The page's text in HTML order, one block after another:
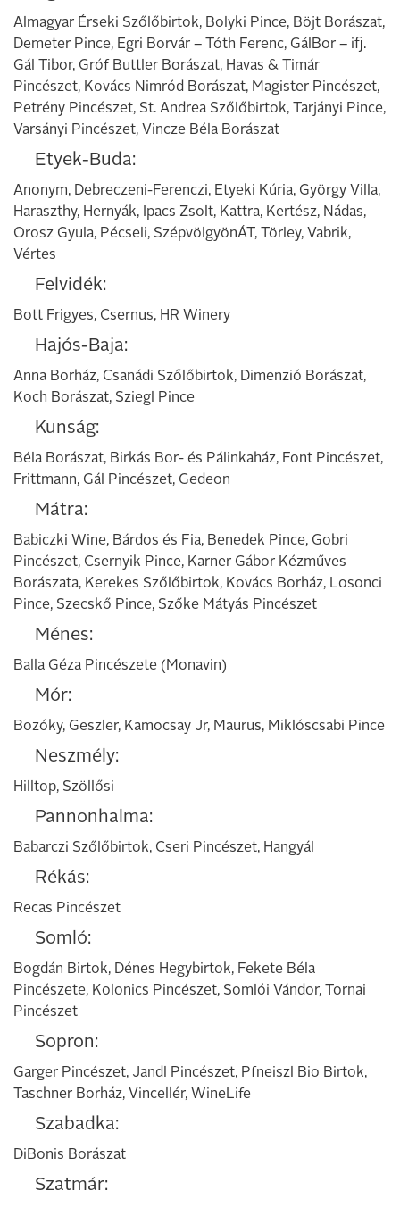
Almagyar Érseki Szőlőbirtok, Bolyki Pince, Böjt Borászat,
Demeter Pince, Egri Borvár – Tóth Ferenc, GálBor – ifj.
Gál Tibor, Gróf Buttler Borászat, Havas & Timár
Pincészet, Kovács Nimród Borászat, Magister Pincészet,
Petrény Pincészet, St. Andrea Szőlőbirtok, Tarjányi Pince,
Varsányi Pincészet, Vincze Béla Borászat
Etyek-Buda:
Anonym, Debreczeni-Ferenczi, Etyeki Kúria, György Villa,
Haraszthy, Hernyák, Ipacs Zsolt, Kattra, Kertész, Nádas,
Orosz Gyula, Pécseli, SzépvölgyönÁT, Törley, Vabrik,
Vértes
Felvidék:
Bott Frigyes, Csernus, HR Winery
Hajós-Baja:
Anna Borház, Csanádi Szőlőbirtok, Dimenzió Borászat,
Koch Borászat, Sziegl Pince
Kunság:
Béla Borászat, Birkás Bor- és Pálinkaház, Font Pincészet,
Frittmann, Gál Pincészet, Gedeon
Mátra:
Babiczki Wine, Bárdos és Fia, Benedek Pince, Gobri
Pincészet, Csernyik Pince, Karner Gábor Kézműves
Borászata, Kerekes Szőlőbirtok, Kovács Borház, Losonci
Pince, Szecskő Pince, Szőke Mátyás Pincészet
Ménes:
Balla Géza Pincészete (Monavin)
Mór:
Bozóky, Geszler, Kamocsay Jr, Maurus, Miklóscsabi Pince
Neszmély:
Hilltop, Szöllősi
Pannonhalma:
Babarczi Szőlőbirtok, Cseri Pincészet, Hangyál
Rékás:
Recas Pincészet
Somló:
Bogdán Birtok, Dénes Hegybirtok, Fekete Béla
Pincészete, Kolonics Pincészet, Somlói Vándor, Tornai
Pincészet
Sopron:
Garger Pincészet, Jandl Pincészet, Pfneiszl Bio Birtok,
Taschner Borház, Vincellér, WineLife
Szabadka:
DiBonis Borászat
Szatmár: